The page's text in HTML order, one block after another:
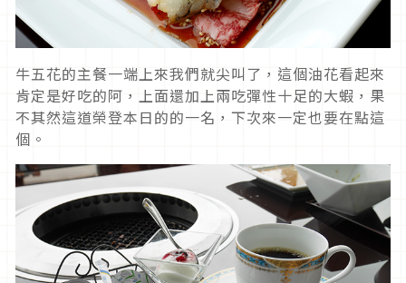
牛五花的主餐一端上來我們就尖叫了，這個油花看起來
肯定是好吃的阿，上面還加上兩吃彈性十足的大蝦，果
不其然這道榮登本日的的一名，下次來一定也要在點這
個。